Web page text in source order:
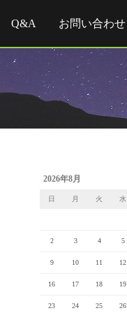
Q&A お問い合わせ
2026年8月
日 月 火 水
2 3 4 5
9 10 11 12
16 17 18 19
23 24 25 26